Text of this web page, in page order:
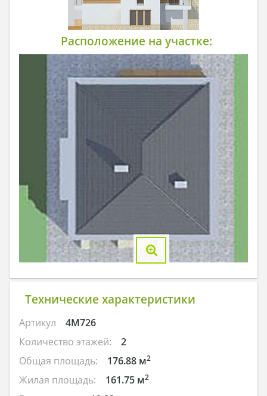
Расположение на участке:
Технические характеристики
Артикул
4M726
Количество этажей:
2
Общая площадь:
176.88 м2
Жилая площадь: 161.75 м2